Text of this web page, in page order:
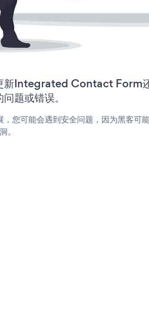
新Integrated Contact Form
题或错误。
，您可能会遇到安全问题，因为黑客可
。